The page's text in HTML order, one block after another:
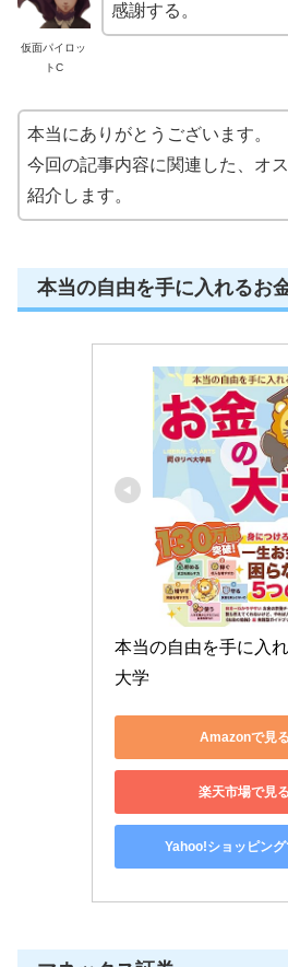
仮面パイロッ
トC
感謝する。
本当にありがとうございます。
今回の記事内容に関連した、オ
紹介します。
本当の自由を手に入れるお
本当の自由を手に入
大学
Amazonで見る
楽天市場で見る
Yahoo!ショッピング